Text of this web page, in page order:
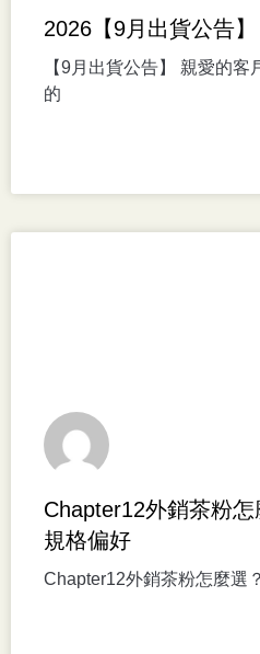
2026【9月出貨公告】
【9月出貨公告】 親愛的
的
Chapter12外銷茶粉
規格偏好
Chapter12外銷茶粉怎麼選